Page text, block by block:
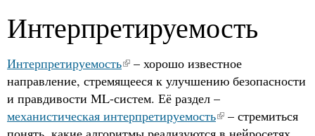
Интерпретируемость
Интерпретируемость
– хорошо известное
направление, стремящееся к улучшению безопасности
и правдивости ML-систем. Её раздел –
механистическая интерпретируемость
– стремиться